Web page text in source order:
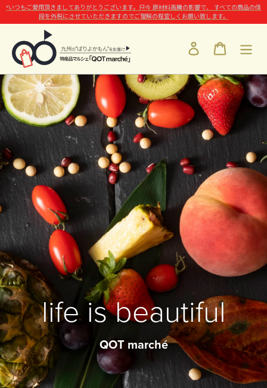
コ
ン
テ
ン
ツ
に
ス
キ
す
る
*いつもご愛用頂きましてありがとうございます。只今 原材料高騰の影響で、 すべての商品の値
段を外税にさせていただきますのでご理解の程宜しくお願い致します。
ログイン カート
life is beautiful
QOT marché